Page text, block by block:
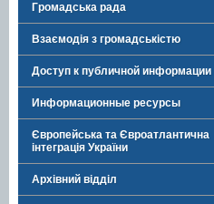
Громадська рада
Взаємодія з громадськістю
Доступ к публичной информации
Информационные ресурсы
Європейська та Євроатлантична
інтеграція України
Архівний відділ